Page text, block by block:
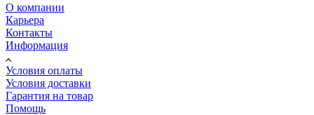
О компании
Карьера
Контакты
Информация
Условия оплаты
Условия доставки
Гарантия на товар
Помощь